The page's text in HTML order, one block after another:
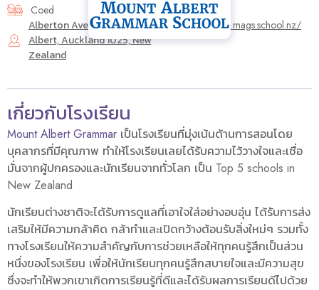
Coed
Alberton Avenue, Mount
Albert, Auckland 1025, New
Zealand
https://www.mags.school.nz/
เกี่ยวกับโรงเรียน
​​​​Mount Albert Grammar เป็นโรงเรียนที่มุ่งเน้นด้านการสอนโดย
บุคลากรที่มีคุณภาพ ทำให้โรงเรียนเลยได้รับความไว้วางใจและเชื่อ
มั่นจากผู้ปกครองและนักเรียนจากทั่วโลก เป็น Top 5 schools in
New Zealand
นักเรียนต่างชาติจะได้รับการดูแลที่เอาใจใส่อย่างอบอุ่น ได้รับการส่ง
เสริมให้มีความกล้าคิด กล้าทำและเปิดกว้างต้อนรับสิ่งใหม่ๆ รวมทั้ง
ทางโรงเรียนให้ความสำคัญกับการช่วยเหลือให้ทุกคนรู้สึกเป็นส่วน
หนึ่งของโรงเรียน เพื่อให้นักเรียนทุกคนรู้สึกสบายใจและมีความสุข
ซึ่งจะทำให้พวกเขาเกิดการเรียนรู้ที่ดีและได้รับผลการเรียนดีไปด้วย